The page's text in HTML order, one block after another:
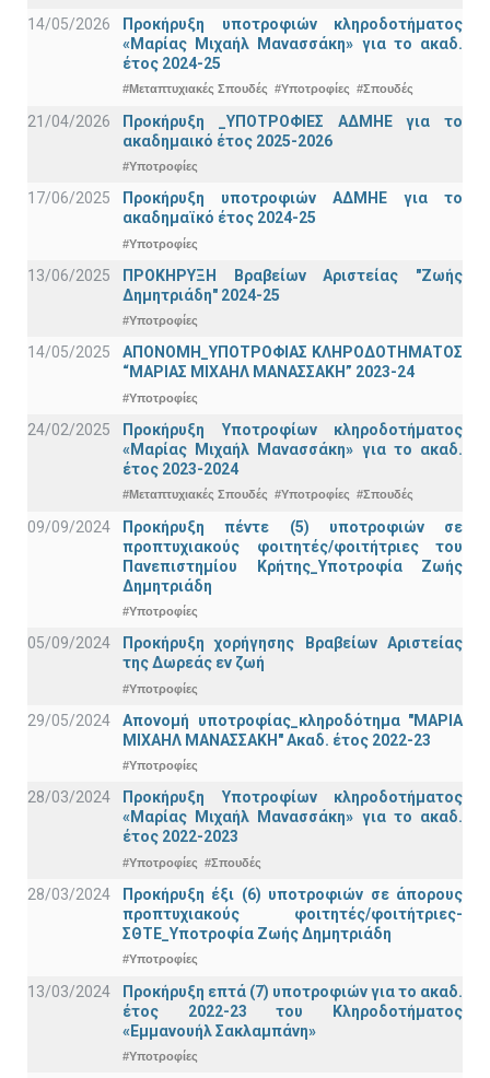
14/05/2026
Προκήρυξη υποτροφιών κληροδοτήματος
«Μαρίας Μιχαήλ Μανασσάκη» για το ακαδ.
έτος 2024-25
#Μεταπτυχιακές Σπουδές #Υποτροφίες #Σπουδές
21/04/2026
Προκήρυξη _ΥΠΟΤΡΟΦΙΕΣ ΑΔΜΗΕ για το
ακαδημαικό έτος 2025-2026
#Υποτροφίες
17/06/2025
Προκήρυξη υποτροφιών ΑΔΜΗΕ για το
ακαδημαϊκό έτος 2024-25
#Υποτροφίες
13/06/2025
ΠΡΟΚΗΡΥΞΗ Βραβείων Αριστείας "Ζωής
Δημητριάδη" 2024-25
#Υποτροφίες
14/05/2025
ΑΠΟΝΟΜΗ_ΥΠΟΤΡΟΦΙΑΣ ΚΛΗΡΟΔΟΤΗΜΑΤΟΣ
“ΜΑΡΙΑΣ ΜΙΧΑΗΛ ΜΑΝΑΣΣΑΚΗ” 2023-24
#Υποτροφίες
24/02/2025
Προκήρυξη Υποτροφίων κληροδοτήματος
«Μαρίας Μιχαήλ Μανασσάκη» για το ακαδ.
έτος 2023-2024
#Μεταπτυχιακές Σπουδές #Υποτροφίες #Σπουδές
09/09/2024
Προκήρυξη πέντε (5) υποτροφιών σε
προπτυχιακούς φοιτητές/φοιτήτριες του
Πανεπιστημίου Κρήτης_Υποτροφία Ζωής
Δημητριάδη
#Υποτροφίες
05/09/2024
Προκήρυξη χορήγησης Βραβείων Αριστείας
της Δωρεάς εν ζωή
#Υποτροφίες
29/05/2024
Απονομή υποτροφίας_κληροδότημα "ΜΑΡΙΑ
ΜΙΧΑΗΛ ΜΑΝΑΣΣΑΚΗ" Ακαδ. έτος 2022-23
#Υποτροφίες
28/03/2024
Προκήρυξη Υποτροφίων κληροδοτήματος
«Μαρίας Μιχαήλ Μανασσάκη» για το ακαδ.
έτος 2022-2023
#Υποτροφίες #Σπουδές
28/03/2024
Προκήρυξη έξι (6) υποτροφιών σε άπορους
προπτυχιακούς φοιτητές/φοιτήτριες-
ΣΘΤΕ_Υποτροφία Ζωής Δημητριάδη
#Υποτροφίες
13/03/2024
Προκήρυξη επτά (7) υποτροφιών για το ακαδ.
έτος 2022-23 του Κληροδοτήματος
«Εμμανουήλ Σακλαμπάνη»
#Υποτροφίες